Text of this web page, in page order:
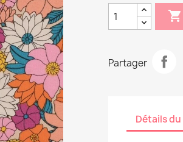

Partager
Détails